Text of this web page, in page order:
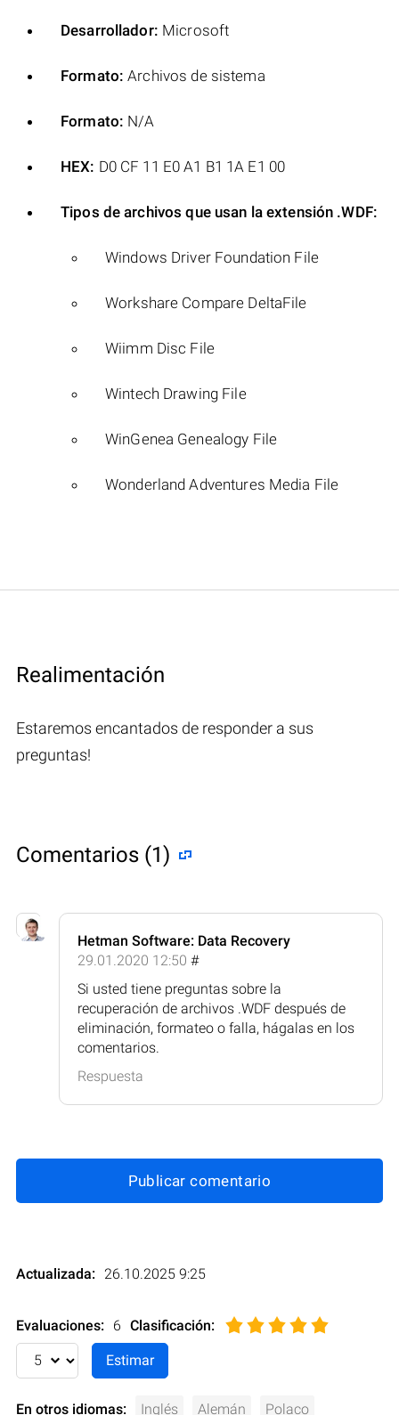
Desarrollador: Microsoft
Formato: Archivos de sistema
Formato: N/A
HEX: D0 CF 11 E0 A1 B1 1A E1 00
Tipos de archivos que usan la extensión .WDF:
Windows Driver Foundation File
Workshare Compare DeltaFile
Wiimm Disc File
Wintech Drawing File
WinGenea Genealogy File
Wonderland Adventures Media File
Realimentación
Estaremos encantados de responder a sus
preguntas!
Comentarios (1)
Hetman Software: Data Recovery
29.01.2020 12:50 #
Si usted tiene preguntas sobre la
recuperación de archivos .WDF después de
eliminación, formateo o falla, hágalas en los
comentarios.
Respuesta
Publicar comentario
Actualizada: 26.10.2025 9:25
Evaluaciones: 6 Clasificación:
En otros idiomas: Inglés Alemán Polaco